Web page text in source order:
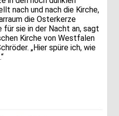
nach und nach die Kirche,
die Osterkerze
sie in der Nacht an, sagt
Kirche von Westfalen
„Hier spüre ich, wie